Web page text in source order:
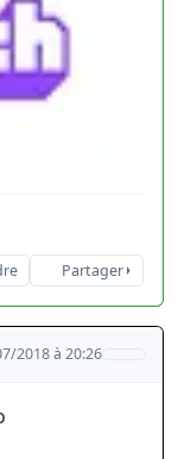
Partager
2018 à 20:26